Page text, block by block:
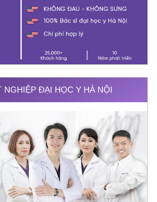
NGHIỆP ĐẠI HỌC Y HÀ NỘI